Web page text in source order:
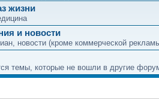
жизни
и новости
новости (кроме коммерческой
темы, которые не вошли в другие